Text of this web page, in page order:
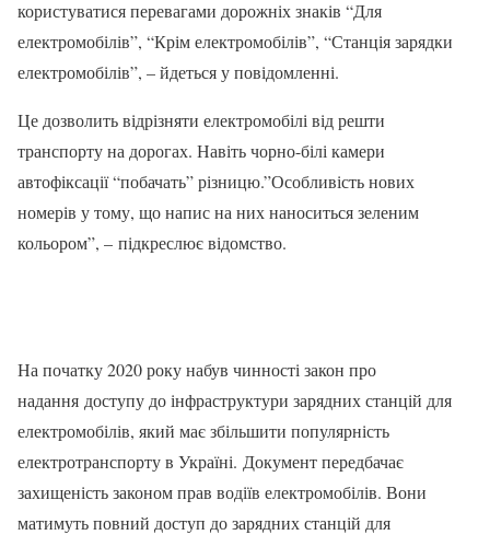
користуватися перевагами дорожніх знаків “Для
електромобілів”, “Крім електромобілів”, “Станція зарядки
електромобілів”, – йдеться у повідомленні.
Це дозволить відрізняти електромобілі від решти
транспорту на дорогах. Навіть чорно-білі камери
автофіксації “побачать” різницю.”Особливість нових
номерів у тому, що напис на них наноситься зеленим
кольором”, – підкреслює відомство.
На початку 2020 року набув чинності закон про
надання доступу до інфраструктури зарядних станцій для
електромобілів, який має збільшити популярність
електротранспорту в Україні. Документ передбачає
захищеність законом прав водіїв електромобілів. Вони
матимуть повний доступ до зарядних станцій для